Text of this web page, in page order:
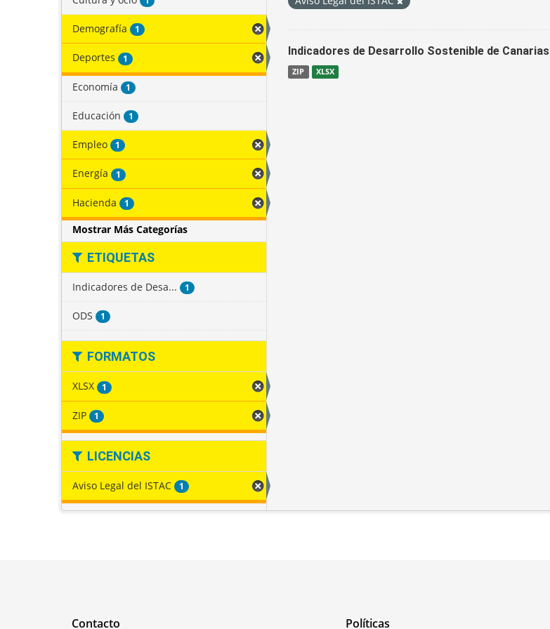
Demografía 1
Deportes 1
Economía 1
Educación 1
Empleo 1
Energía 1
Hacienda 1
Mostrar Más Categorías
ETIQUETAS
Indicadores de Desa... 1
ODS 1
FORMATOS
XLSX 1
ZIP 1
LICENCIAS
Aviso Legal del ISTAC 1
Indicadores de Desarrollo Sostenible de Canarias
ZIP XLSX
Contacto Políticas